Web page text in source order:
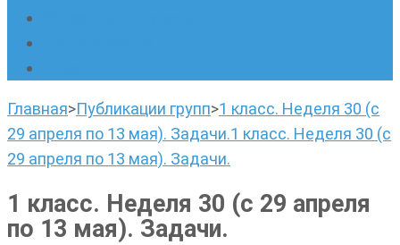
Главная>Публикации групп>1 класс. Неделя 30 (с
29 апреля по 13 мая). Задачи.1 класс. Неделя 30 (с
29 апреля по 13 мая). Задачи.
1 класс. Неделя 30 (с 29 апреля
по 13 мая). Задачи.